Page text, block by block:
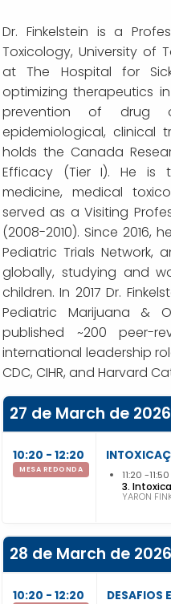
Dr. Finkelstein is a
Toxicology, University of
at The Hospital for
optimizing therapeutics
prevention of drug
epidemiological, clinical
holds the Canada
Efficacy (Tier I). He is
medicine, medical
served as a Visiting
(2008-2010). Since 2016,
Pediatric Trials Network,
globally, studying and
children. In 2017 Dr.
Pediatric Marijuana &
published ~200 peer-
international leadership
CDC, CIHR, and Harvard
27 de March de 2026
10:20 - 12:20
MESA REDONDA 11:20 11:50
3.
YARON
28 de March de 2026
10:20 - 12:20 DESAFIOS